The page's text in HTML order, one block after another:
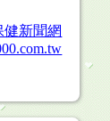
健新聞網